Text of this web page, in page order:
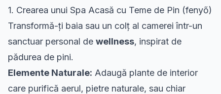
1. Crearea unui Spa Acasă cu Teme de Pin (fenyő)
Transformă-ți baia sau un colț al camerei într-un
sanctuar personal de wellness, inspirat de
pădurea de pini.
Elemente Naturale: Adaugă plante de interior
care purifică aerul, pietre naturale, sau chiar